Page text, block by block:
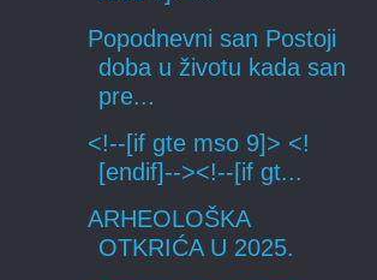
Popodnevni san Postoji
doba u životu kada san
pre...
<!--[if gte mso 9]> <!
[endif]--><!--[if gt...
ARHEOLOŠKA
OTKRIĆA U 2025.